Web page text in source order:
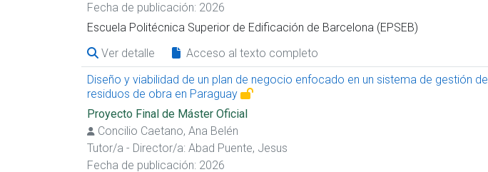
Fecha de publicación: 2026
Escuela Politécnica Superior de Edificación de Barcelona (EPSEB)
Ver detalle
Acceso al texto completo
Diseño y viabilidad de un plan de negocio enfocado en un sistema de gestión de
residuos de obra en Paraguay
Proyecto Final de Máster Oficial
Concilio Caetano, Ana Belén
Tutor/a - Director/a: Abad Puente, Jesus
Fecha de publicación: 2026